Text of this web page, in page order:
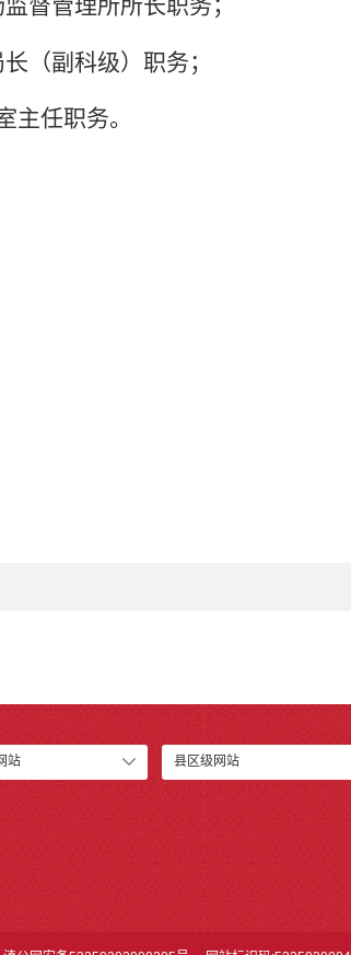
督管理所所长职务；
（副科级）职务；
主任职务。
站 县区级网站